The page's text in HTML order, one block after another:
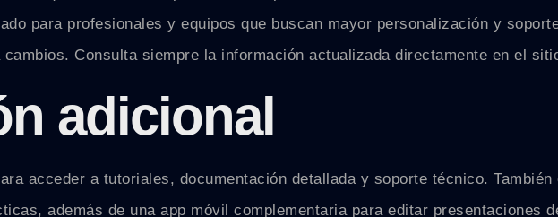
para profesionales y equipos que buscan mayor personalización y
Consulta siempre la información actualizada directamente en el
adicional
acceder a tutoriales, documentación detallada y soporte técnico.
además de una app móvil complementaria para editar presentaciones